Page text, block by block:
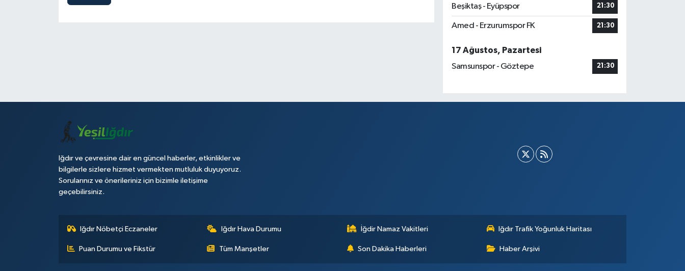
Beşiktaş - Eyüpspor 21:30
Amed - Erzurumspor FK 21:30
17 Ağustos, Pazartesi
Samsunspor - Göztepe
21:30
Iğdır ve çevresine dair en güncel haberler, etkinlikler ve
bilgilerle sizlere hizmet vermekten mutluluk duyuyoruz.
Sorularınız ve önerileriniz için bizimle iletişime
geçebilirsiniz.
Iğdır Nöbetçi Eczaneler Iğdır Hava Durumu İğdir Namaz Vakitleri Iğdır Trafik Yoğunluk Haritası
Puan Durumu ve Fikstür Tüm Manşetler Son Dakika Haberleri Haber Arşivi